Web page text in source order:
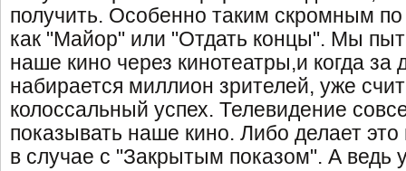
получить. Особенно таким скромным
как "Майор" или "Отдать концы". Мы
наше кино через кинотеатры,и когда за
набирается миллион зрителей, уже
колоссальный успех. Телевидение
показывать наше кино. Либо делает это
в случае с "Закрытым показом". А ведь